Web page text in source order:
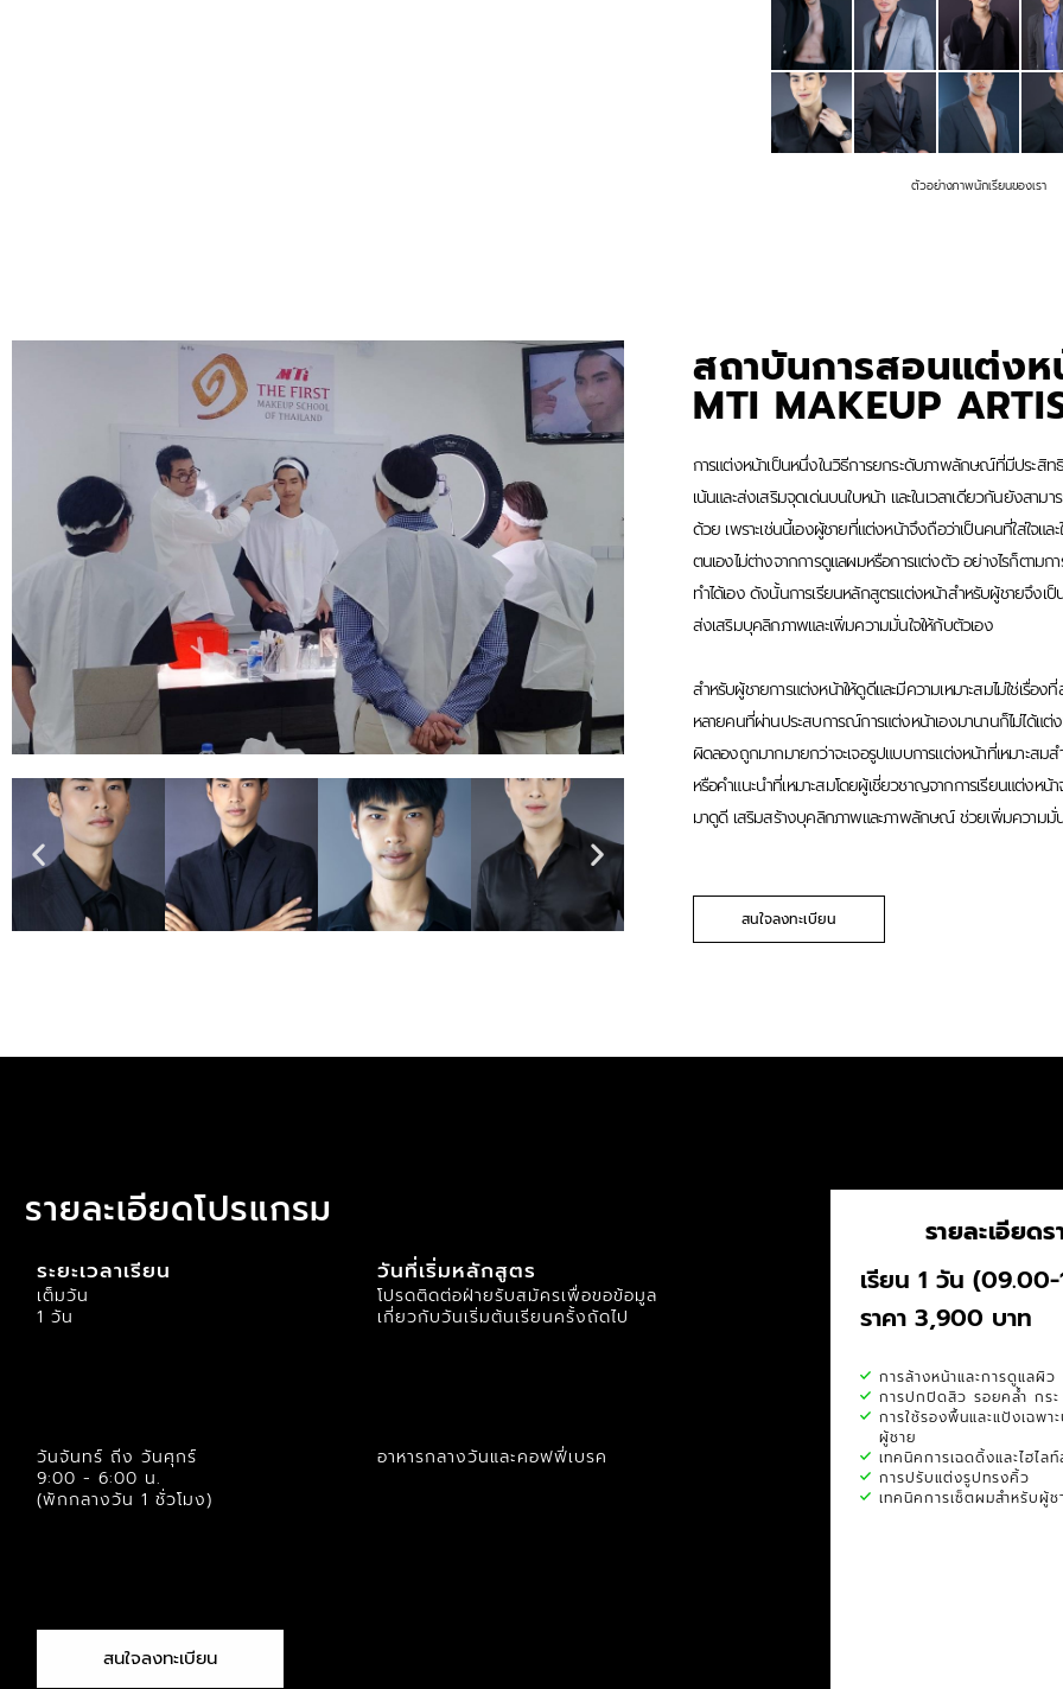
ตัวอย่างภาพนักเรียนของเรา
สถาบันการสอนแต่งห
MTI MAKEUP
การแต่งหน้าเป็นหนึ่งในวิธีการยกระดับภาพลักษณ์ที่มีประสิท
เน้นและส่งเสริมจุดเด่นบนใบหน้า และในเวลาเดียวกันยังสา
ด้วย เพราะเช่นนี้เองผู้ชายที่แต่งหน้าจึงถือว่าเป็นคนที่ใส่ใจ
ตนเองไม่ต่างจากการดูแลผมหรือการแต่งตัว อย่างไรก็ตามก
ทำได้เอง ดังนั้นการเรียนหลักสูตรแต่งหน้าสำหรับผู้ชายจึงเ
ส่งเสริมบุคลิกภาพและเพิ่มความมั่นใจให้กับตัวเอง
สำหรับผู้ชายการแต่งหน้าให้ดูดีและมีความเหมาะสมไม่ใช่เรื่อ
หลายคนที่ผ่านประสบการณ์การแต่งหน้าเองมานานก็ไม่ได้แ
ผิดลองถูกมากมายกว่าจะเจอรูปแบบการแต่งหน้าที่เหมาะสม
หรือคำแนะนำที่เหมาะสมโดยผู้เชี่ยวชาญจากการเรียนแต่งหน้
มาดูดี เสริมสร้างบุคลิกภาพและภาพลักษณ์ ช่วยเพิ่มความมั่
สนใจลงทะเบียน
รายละเอียดโปรแกรม
ระยะเวลาเรียน
เต็มวัน
1 วัน
วันที่เริ่มหลักสูตร
โปรดติดต่อฝ่ายรับสมัครเพื่อขอข้อมูล
เกี่ยวกับวันเริ่มต้นเรียนครั้งถัดไป
วันจันทร์ ถีง วันศุกร์
9:00 - 6:00 น.
(พักกลางวัน 1 ชั่วโมง)
อาหารกลางวันและคอฟฟี่เบรค
สนใจลงทะเบียน
รายละเอียดร
เรียน 1 วัน
ราคา 3,900 บาท
การล้างหน้าและการดูแลผิว
การปกปิดสิว รอยคล้ำ กร
การใช้รองพื้นและแป้งเฉพา
ผู้ชาย
เทคนิคการเฉดดิ้งและไฮไล
การปรับแต่งรูปทรงคิ้ว
เทคนิคการเซ็ตผมสำหรับผู้ช